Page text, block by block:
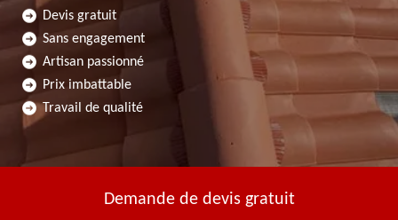
Devis gratuit
Sans engagement
Artisan passionné
Prix imbattable
Travail de qualité
Demande de devis gratuit